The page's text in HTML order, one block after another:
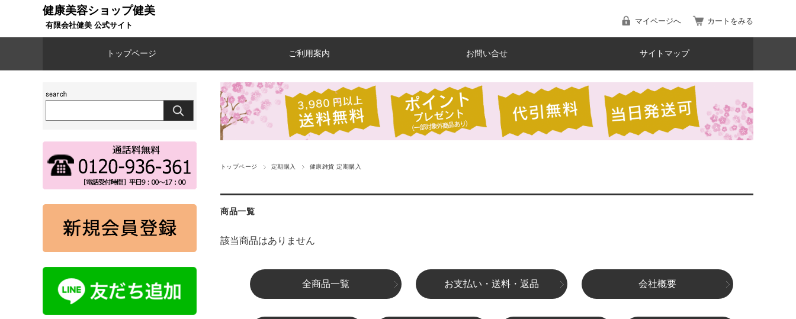
健康美容ショップ健美
有限会社健美 公式サイト マイページへ カートをみる
トップページ ご利用案内 お問い合せ サイトマップ
トップページ 定期購入 健康雑貨 定期購入
商品一覧
該当商品はありません
全商品一覧 お支払い・送料・返品 会社概要